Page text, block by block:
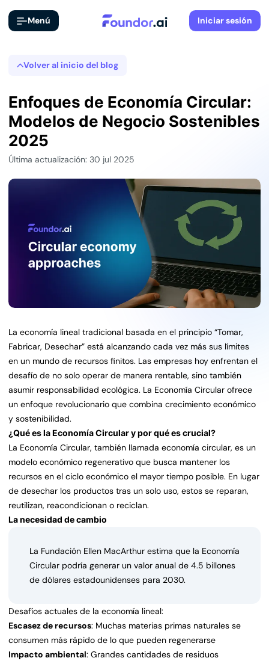
Menú Iniciar sesión
Volver al inicio del blog
Enfoques de Economía Circular:
Modelos de Negocio Sostenibles
2025
Última actualización: 30 jul 2025
La economía lineal tradicional basada en el principio “Tomar,
Fabricar, Desechar” está alcanzando cada vez más sus límites
en un mundo de recursos finitos. Las empresas hoy enfrentan el
desafío de no solo operar de manera rentable, sino también
asumir responsabilidad ecológica. La Economía Circular ofrece
un enfoque revolucionario que combina crecimiento económico
y sostenibilidad.
¿Qué es la Economía Circular y por qué es crucial?
La Economía Circular, también llamada economía circular, es un
modelo económico regenerativo que busca mantener los
recursos en el ciclo económico el mayor tiempo posible. En lugar
de desechar los productos tras un solo uso, estos se reparan,
reutilizan, reacondicionan o reciclan.
La necesidad de cambio
La Fundación Ellen MacArthur estima que la Economía
Circular podría generar un valor anual de 4.5 billones
de dólares estadounidenses para 2030.
Desafíos actuales de la economía lineal:
Escasez de recursos: Muchas materias primas naturales se
consumen más rápido de lo que pueden regenerarse
Impacto ambiental: Grandes cantidades de residuos